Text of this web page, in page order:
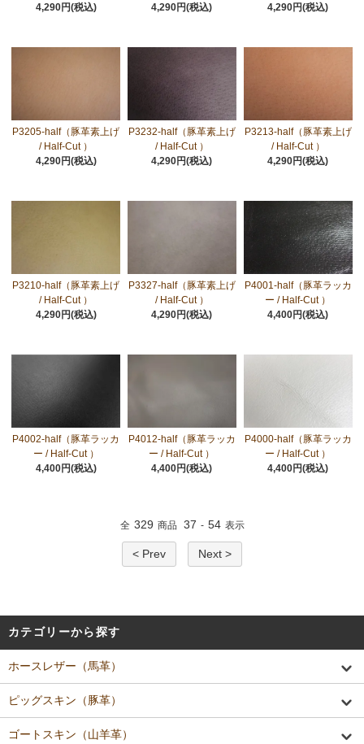
4,290円(税込)
4,290円(税込)
4,290円(税込)
P3205-half（豚革素上げ
/ Half-Cut ）
4,290円(税込)
P3232-half（豚革素上げ
/ Half-Cut ）
4,290円(税込)
P3213-half（豚革素上げ
/ Half-Cut ）
4,290円(税込)
P3210-half（豚革素上げ
/ Half-Cut ）
4,290円(税込)
P3327-half（豚革素上げ
/ Half-Cut ）
4,290円(税込)
P4001-half（豚革ラッカ
ー / Half-Cut ）
4,400円(税込)
P4002-half（豚革ラッカ
ー / Half-Cut ）
4,400円(税込)
P4012-half（豚革ラッカ
ー / Half-Cut ）
4,400円(税込)
P4000-half（豚革ラッカ
ー / Half-Cut ）
4,400円(税込)
全 329 商品 37 - 54 表示
< Prev Next >
カテゴリーから探す
ホースレザー（馬革）
ピッグスキン（豚革）
ゴートスキン（山羊革）